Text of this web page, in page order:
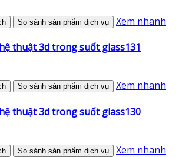
So sánh sản phẩm dịch vụ Xem nhanh
thuật 3d trong suốt glass131
So sánh sản phẩm dịch vụ Xem nhanh
thuật 3d trong suốt glass130
So sánh sản phẩm dịch vụ Xem nhanh